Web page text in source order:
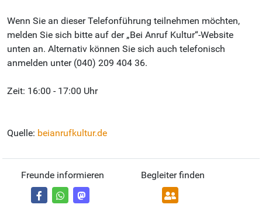
Wenn Sie an dieser Telefonführung teilnehmen möchten,
melden Sie sich bitte auf der „Bei Anruf Kultur“-Website
unten an. Alternativ können Sie sich auch telefonisch
anmelden unter (040) 209 404 36.
Zeit: 16:00 - 17:00 Uhr
Quelle: beianrufkultur.de
Freunde informieren Begleiter finden